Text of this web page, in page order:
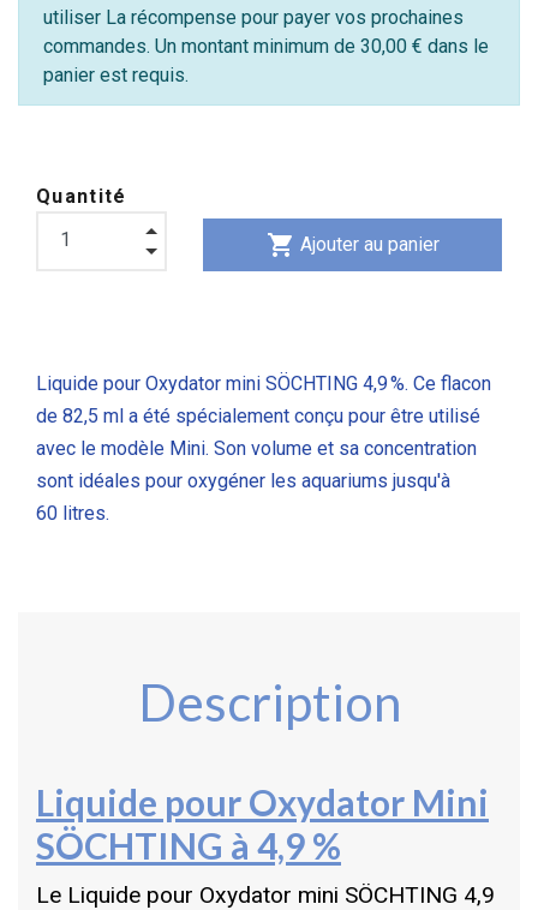
utiliser La récompense pour payer vos prochaines
commandes. Un montant minimum de 30,00 € dans le
panier est requis.
Quantité
shopping_cart Ajouter au panier
Liquide pour Oxydator mini SÖCHTING 4,9 %. Ce flacon
de 82,5 ml a été spécialement conçu pour être utilisé
avec le modèle Mini. Son volume et sa concentration
sont idéales pour oxygéner les aquariums jusqu'à
60 litres.
Description
Liquide pour Oxydator Mini
SÖCHTING à 4,9 %
Le Liquide pour Oxydator mini SÖCHTING 4,9